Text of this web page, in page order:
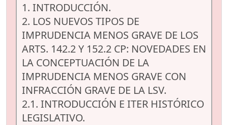
1. INTRODUCCIÓN.
2. LOS NUEVOS TIPOS DE
IMPRUDENCIA MENOS GRAVE DE LOS
ARTS. 142.2 Y 152.2 CP: NOVEDADES EN
LA CONCEPTUACIÓN DE LA
IMPRUDENCIA MENOS GRAVE CON
INFRACCIÓN GRAVE DE LA LSV.
2.1. INTRODUCCIÓN E ITER HISTÓRICO
LEGISLATIVO.